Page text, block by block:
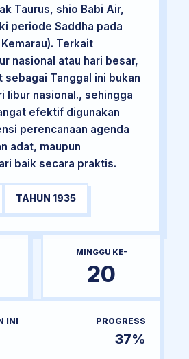
Taurus, shio Babi Air,
periode Saddha pada
Terkait
nasional atau hari besar,
sebagai Tanggal ini bukan
libur nasional., sehingga
efektif digunakan
perencanaan agenda
adat, maupun
baik secara praktis.
TAHUN 1935
MINGGU KE-
20
INI PROGRESS
37%